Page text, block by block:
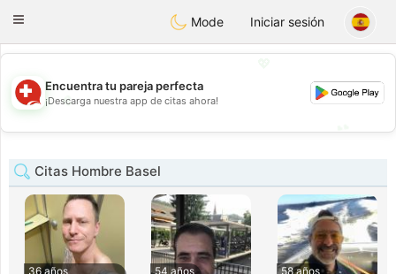
Suissi
Toggle
Mode Iniciar sesión
💖
💕
Encuentra tu pareja perfecta
¡Descarga nuestra app de citas ahora!
Citas Hombre Basel
36 años
54 años
58 años